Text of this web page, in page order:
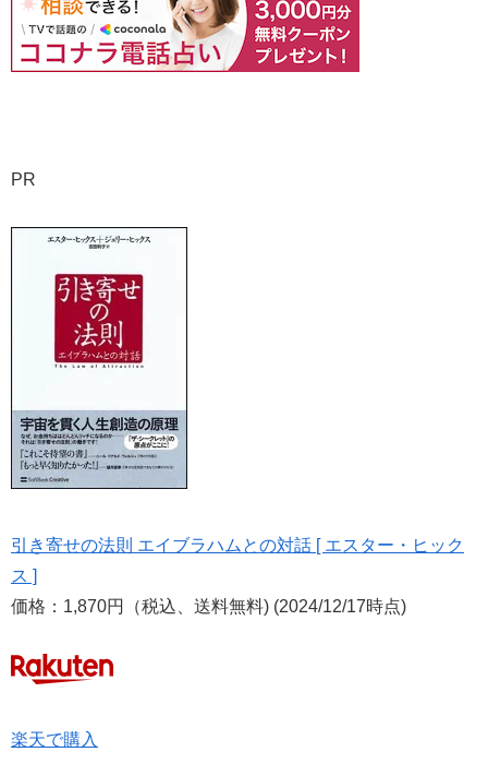
PR
引き寄せの法則 エイブラハムとの対話 [ エスター・ヒック
ス ]
価格：1,870円（税込、送料無料) (2024/12/17時点)
楽天で購入